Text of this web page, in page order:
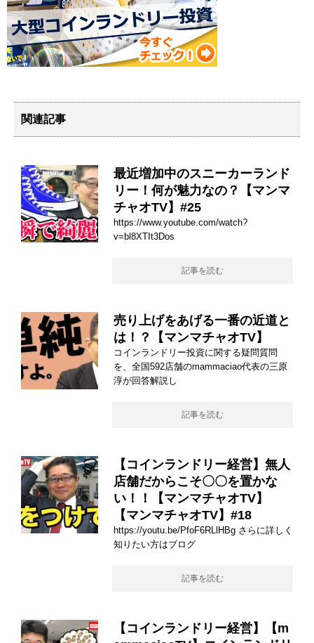
関連記事
最近増加中のスニーカーランド
リー！何が魅力なの？【マンマ
チャオTV】#25
https://www.youtube.com/watch?
v=bl8XTIt3Dos
記事を読む
売り上げをあげる一番の近道と
は！？【マンマチャオTV】
コインランドリー投資に関する疑問質問
を、全国592店舗のmammaciao代表の三原
淳が回答解説し
記事を読む
【コインランドリー経営】無人
店舗だからこそ〇〇を置かな
い！！【マンマチャオTV】
【マンマチャオTV】#18
https://youtu.be/PfoF6RLlHBg さらに詳しく
知りたい方はブログ
記事を読む
【コインランドリー経営】【m